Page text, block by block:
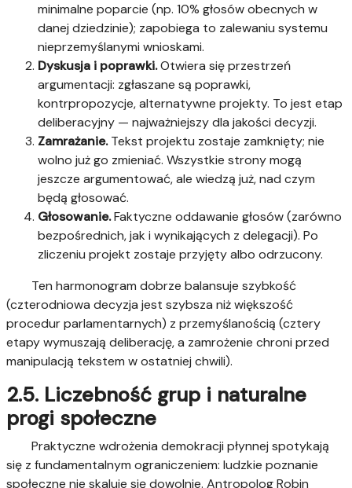
minimalne poparcie (np. 10% głosów obecnych w
danej dziedzinie); zapobiega to zalewaniu systemu
nieprzemyślanymi wnioskami.
Dyskusja i poprawki.Otwiera się przestrzeń
argumentacji: zgłaszane są poprawki,
kontrpropozycje, alternatywne projekty. To jest etap
deliberacyjny — najważniejszy dla jakości decyzji.
Zamrażanie.Tekst projektu zostaje zamknięty; nie
wolno już go zmieniać. Wszystkie strony mogą
jeszcze argumentować, ale wiedzą już, nad czym
będą głosować.
Głosowanie.Faktyczne oddawanie głosów (zarówno
bezpośrednich, jak i wynikających z delegacji). Po
zliczeniu projekt zostaje przyjęty albo odrzucony.
Ten harmonogram dobrze balansuje szybkość
(czterodniowa decyzja jest szybsza niż większość
procedur parlamentarnych) z przemyślanością (cztery
etapy wymuszają deliberację, a zamrożenie chroni przed
manipulacją tekstem w ostatniej chwili).
2.5. Liczebność grup i naturalne
progi społeczne
Praktyczne wdrożenia demokracji płynnej spotykają
się z fundamentalnym ograniczeniem: ludzkie poznanie
społeczne nie skaluje się dowolnie. Antropolog Robin